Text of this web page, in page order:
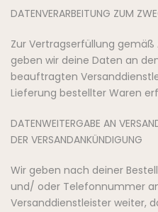
DATENVERARBEITUNG ZUM
Zur Vertragserfüllung gemäß
geben wir deine Daten an
beauftragten
Lieferung bestellter Waren
DATENWEITERGABE AN
DER VERSANDANKÜNDIGUNG
Wir geben nach deiner
und/ oder Telefonnummer
Versanddienstleister weiter,